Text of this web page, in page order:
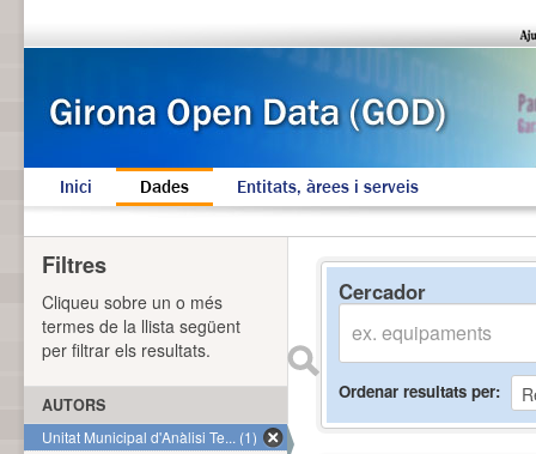
Inici Dades Entitats, àrees i serveis
Cercador
Ordenar resultats per
Filtres
Cliqueu sobre un o més
termes de la llista següent
per filtrar els resultats.
AUTORS
Unitat Municipal d'Anàlisi Te... (1)